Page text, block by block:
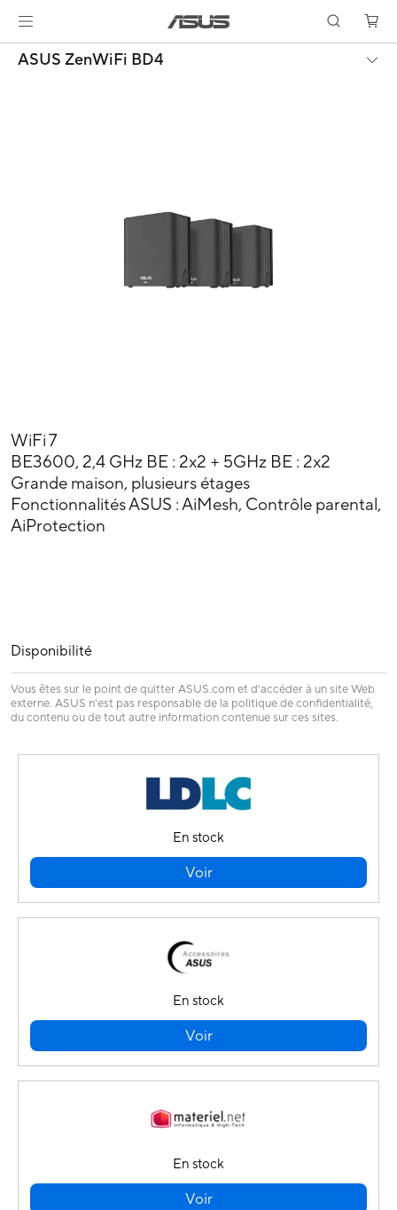
ASUS ZenWiFi BD4
WiFi 7
BE3600, 2,4 GHz BE : 2x2 + 5GHz BE : 2x2
Grande maison, plusieurs étages
Fonctionnalités ASUS : AiMesh, Contrôle parental,
AiProtection
Disponibilité
Vous êtes sur le point de quitter ASUS.com et d'accéder à un site Web
externe. ASUS n'est pas responsable de la politique de confidentialité,
du contenu ou de tout autre information contenue sur ces sites.
En stock
Voir
En stock
Voir
En stock
Voir